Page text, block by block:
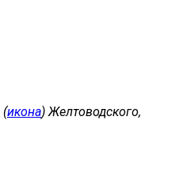
(икона) Желтоводского,